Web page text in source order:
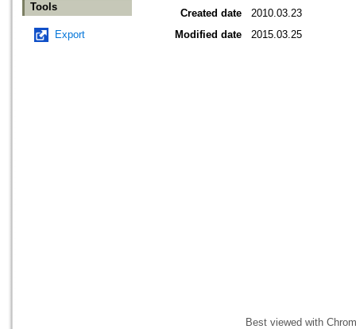
Tools
Export
Created date
2010.03.23
Modified date
2015.03.25
Best viewed with